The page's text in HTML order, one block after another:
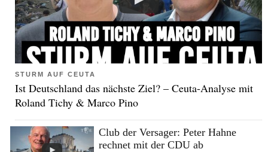
STURM AUF CEUTA
Ist Deutschland das nächste Ziel? – Ceuta-Analyse mit
Roland Tichy & Marco Pino
Club der Versager: Peter Hahne
rechnet mit der CDU ab